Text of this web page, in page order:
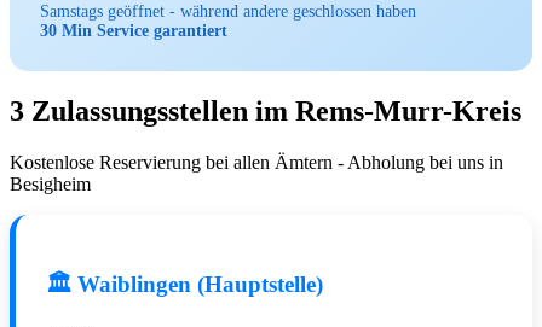
Samstags geöffnet - während andere geschlossen haben
30 Min Service garantiert
3 Zulassungsstellen im Rems-Murr-Kreis
Kostenlose Reservierung bei allen Ämtern - Abholung bei uns in
Besigheim
🏛️ Waiblingen (Hauptstelle)